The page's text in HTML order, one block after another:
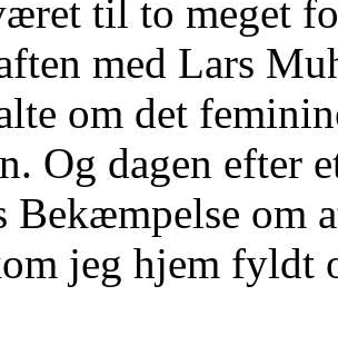
til to meget
med Lars
om det
Og dagen efter
om
jeg hjem fyldt